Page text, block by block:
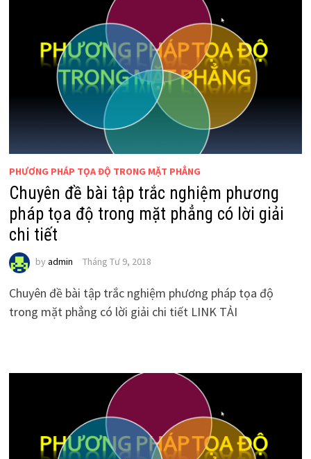
PHƯƠNG PHÁP TỌA ĐỘ TRONG MẶT PHẲNG
Chuyên đề bài tập trắc nghiệm phương
pháp tọa độ trong mặt phẳng có lời giải
chi tiết
by admin Tháng Tư 9, 2018
Chuyên đề bài tập trắc nghiệm phương pháp tọa độ
trong mặt phẳng có lời giải chi tiết LINK TẢI